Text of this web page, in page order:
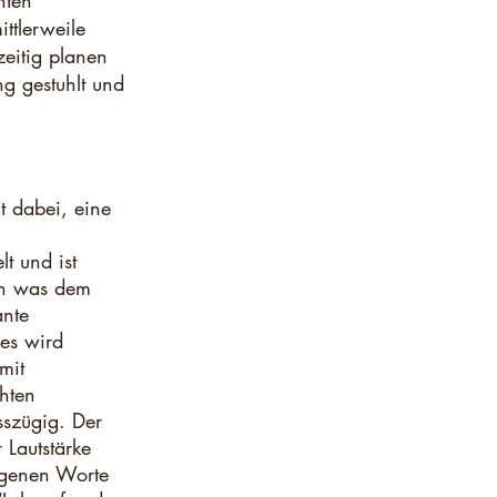
planen
gestuhlt und
dabei, eine
und ist
was dem
wird
Der
Worte